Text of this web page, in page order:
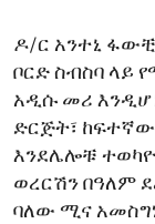
ዶ/ር አንተኒ ፋውቺ
ቦርድ ስብስባ ላይ
አዲሱ መሪ
ድርጅት፣ ከፍተኛው
እንደሌሎቹ
ወረርሽን በዓለም
ባለው ሚና